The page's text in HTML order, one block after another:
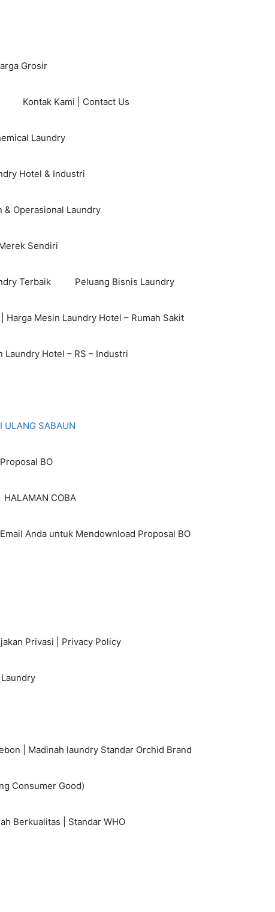
Grosir
Kontak Kami | Contact Us
Laundry
Hotel & Industri
& Operasional Laundry
Sendiri
Terbaik Peluang Bisnis Laundry
Harga Mesin Laundry Hotel – Rumah Sakit
Laundry Hotel – RS – Industri
ULANG SABAUN
Proposal BO
HALAMAN COBA
Anda untuk Mendownload Proposal BO
Privasi | Privacy Policy
| Madinah laundry Standar Orchid Brand
Consumer Good)
Berkualitas | Standar WHO